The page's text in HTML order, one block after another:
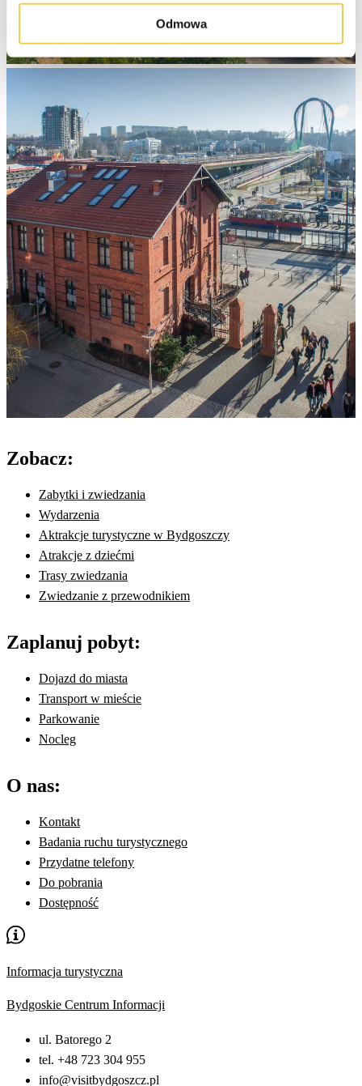
Odmowa
Zobacz:
Zabytki i zwiedzania
Wydarzenia
Aktrakcje turystyczne w Bydgoszczy
Atrakcje z dziećmi
Trasy zwiedzania
Zwiedzanie z przewodnikiem
Zaplanuj pobyt:
Dojazd do miasta
Transport w mieście
Parkowanie
Nocleg
O nas:
Kontakt
Badania ruchu turystycznego
Przydatne telefony
Do pobrania
Dostępność
Informacja turystyczna
Bydgoskie Centrum Informacji
ul. Batorego 2
tel. +48 723 304 955
info@visitbydgoszcz.pl